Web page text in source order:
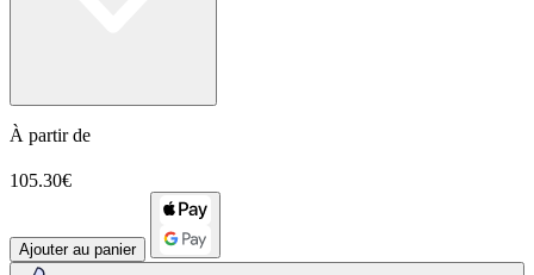
À partir de
105.30€
Ajouter au panier